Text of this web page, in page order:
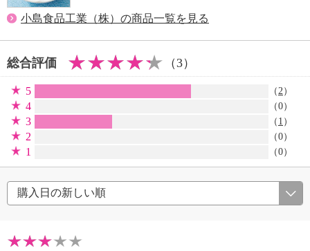
小島食品工業（株）の商品一覧を見る
総合評価 （3）
5 （2）
4 （0）
3 （ 1 ）
2 （0）
1 （0）